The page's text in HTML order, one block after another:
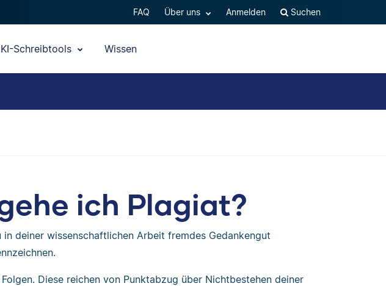
FAQ Über uns Anmelden Suchen
KI-Schreibtools Wissen
ich Plagiat?
deiner wissenschaftlichen Arbeit fremdes Gedankengut
Diese reichen von Punktabzug über Nichtbestehen deiner